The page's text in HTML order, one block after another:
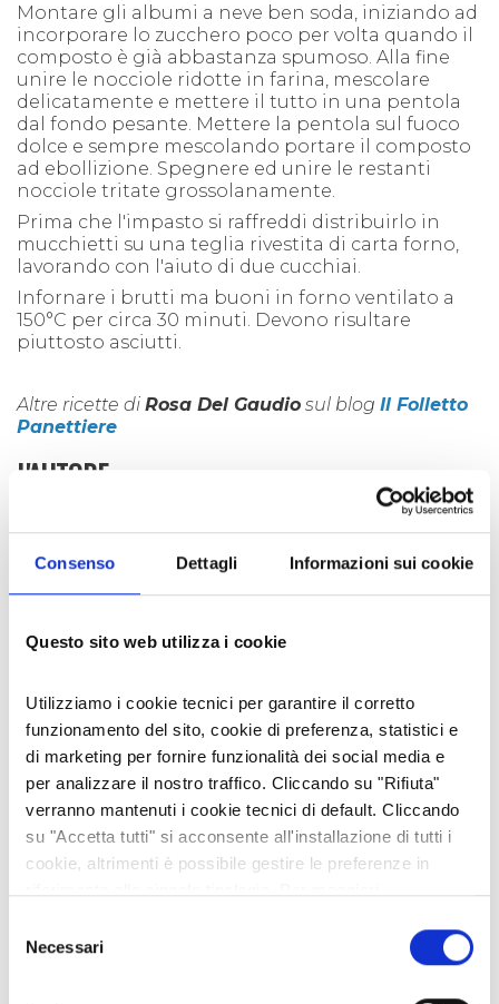
Consenso Dettagli Informazioni sui cookie
Questo sito web utilizza i cookie
Utilizziamo i cookie tecnici per garantire il corretto
funzionamento del sito, cookie di preferenza, statistici e
di marketing per fornire funzionalità dei social media e
per analizzare il nostro traffico. Cliccando su "Rifiuta"
verranno mantenuti i cookie tecnici di default. Cliccando
su "Accetta tutti" si acconsente all'installazione di tutti i
cookie, altrimenti è possibile gestire le preferenze in
delNecessari
Montare gli albumi a neve ben soda, iniziando ad
incorporare lo zucchero poco per volta quando il
composto è già abbastanza spumoso. Alla fine
unire le nocciole ridotte in farina, mescolare
delicatamente e mettere il tutto in una pentola
dal fondo pesante. Mettere la pentola sul fuoco
dolce e sempre mescolando portare il composto
ad ebollizione. Spegnere ed unire le restanti
nocciole tritate grossolanamente.
Prima che l'impasto si raffreddi distribuirlo in
mucchietti su una teglia rivestita di carta forno,
lavorando con l'aiuto di due cucchiai.
Infornare i brutti ma buoni in forno ventilato a
150°C per circa 30 minuti. Devono risultare
piuttosto asciutti.
Altre ricette di Rosa Del Gaudio sul blog Il Folletto
Panettiere
L'AUTORE
Facebook
TwitterLinkedIn
EmailShare
POST RECENTI
SUL ROCCIAMELONE SI FESTEGGIA LA MADONNA DELLA
NEVE… CADUTA A ROMA IL 5 AGOSTO 358
04 ago 2026
FARE IMPRESA NELLE TERRE ALTE: A SUSA CNA DISCUTE DI
TURISMO E CELEBRA LA FEDELTÀ ASSOCIATIVA